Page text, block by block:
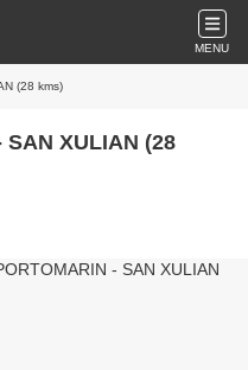
MENU
(28 kms)
SAN XULIAN (28